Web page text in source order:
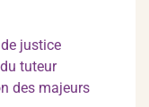
justice
tuteur
des majeurs